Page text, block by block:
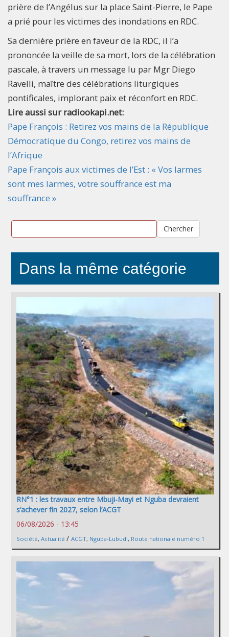
prière de l’Angélus sur la place Saint-Pierre, le Pape
a prié pour les victimes des inondations en RDC.
Sa dernière prière en faveur de la RDC, il l’a
prononcée la veille de sa mort, lors de la célébration
pascale, à travers un message lu par Mgr Diego
Ravelli, maître des célébrations liturgiques
pontificales, implorant paix et réconfort en RDC.
Lire aussi sur radiookapi.net:
Pape François : Retirez vos mains de la République
Démocratique du Congo, retirez vos mains de
l’Afrique
Pape François aux victimes de l’Est : « Vos larmes
sont mes larmes, votre souffrance est ma
souffrance »
Chercher
Dans la même catégorie
RN°1 : les travaux entre Mbuji-Mayi et Nguba devraient
s’achever fin 2027, selon l’ACGT
06/08/2026 - 13:45
Société, Actualité / ACGT, Nguba-Lubudi, Route nationale numéro 1